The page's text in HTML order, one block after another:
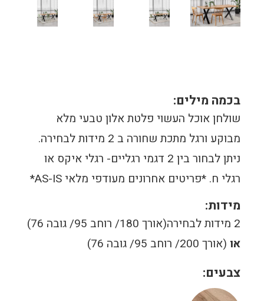
בכמה מילים:
שולחן אוכל העשוי פלטת אלון טבעי מלא
מבוקע ורגל מתכת שחורה ב 2 מידות לבחירה.
ניתן לבחור בין 2 דגמי רגליים- רגלי איקס או
רגלי ח. *פריטים אחרונים מעודפי מלאי AS-IS*
מידות:
2 מידות לבחירה(אורך 180/ רוחב 95/ גובה 76)
או (אורך 200/ רוחב 95/ גובה 76)
צבעים: